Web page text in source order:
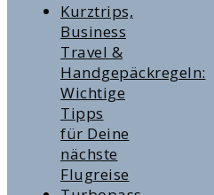
Kurztrips,
Business
Travel &
Handgepäckregeln:
Wichtige
Tipps
für Deine
nächste
Flugreise